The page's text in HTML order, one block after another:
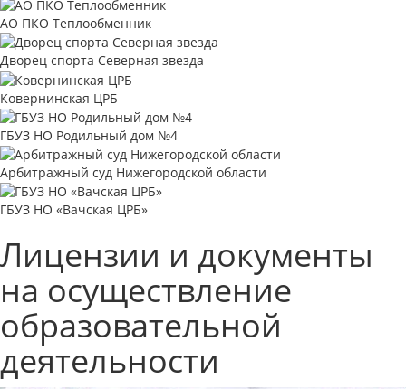
АО ПКО Теплообменник
Дворец спорта Северная звезда
Ковернинская ЦРБ
ГБУЗ НО Родильный дом №4
Арбитражный суд Нижегородской области
ГБУЗ НО «Вачская ЦРБ»
Лицензии и документы
на осуществление
образовательной
деятельности